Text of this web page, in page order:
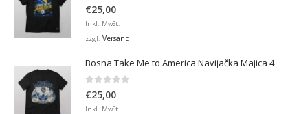
0 von 5
€25,00
Inkl. MwSt.
zzgl. Versand
Bosna Take Me to America Navijačka Majica 4
€25,00
Inkl. MwSt.